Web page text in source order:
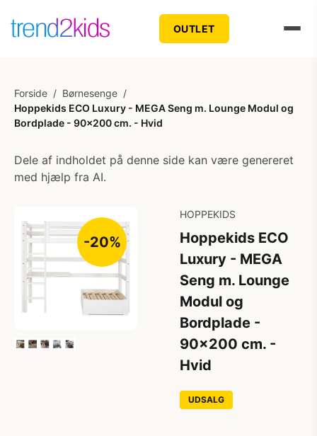
OUTLET
Forside / Børnesenge /
Hoppekids ECO Luxury - MEGA Seng m. Lounge Modul og
Bordplade - 90x200 cm. - Hvid
Dele af indholdet på denne side kan være genereret
med hjælp fra AI.
-20%
HOPPEKIDS
Hoppekids ECO
Luxury - MEGA
Seng m. Lounge
Modul og
Bordplade -
90x200 cm. -
Hvid
UDSALG